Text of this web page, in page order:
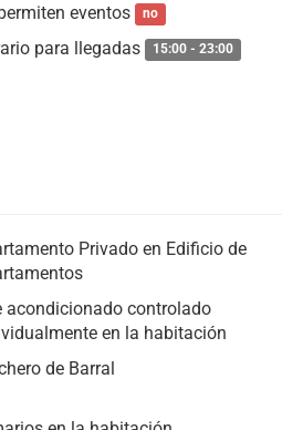
eventos no
para llegadas 15:00 - 23:00
Privado en Edificio de
acondicionado controlado
en la habitación
de Barral